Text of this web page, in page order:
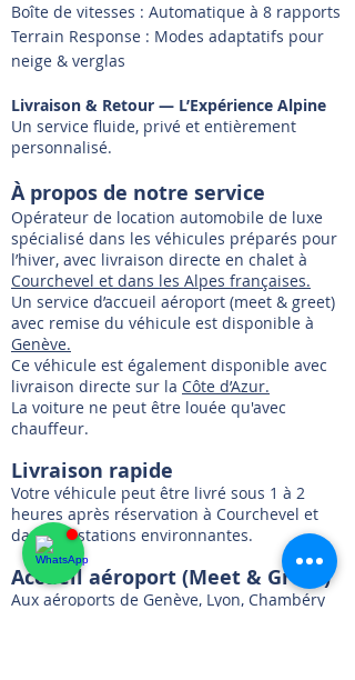
Boîte de vitesses : Automatique à 8 rapports
Terrain Response : Modes adaptatifs pour
neige & verglas
Livraison & Retour — L’Expérience Alpine
Un service fluide, privé et entièrement
personnalisé.
À propos de notre service
Opérateur de location automobile de luxe
spécialisé dans les véhicules préparés pour
l’hiver, avec livraison directe en chalet à
Courchevel et dans les Alpes françaises.
Un service d’accueil aéroport (meet & greet)
avec remise du véhicule est disponible à
Genève.
Ce véhicule est également disponible avec
livraison directe sur la Côte d’Azur.
La voiture ne peut être louée qu'avec
chauffeur.
Livraison rapide
Votre véhicule peut être livré sous 1 à 2
heures après réservation à Courchevel et
dans les stations environnantes.
Accueil aéroport (Meet & Greet)
Aux aéroports de Genève, Lyon, Chambéry